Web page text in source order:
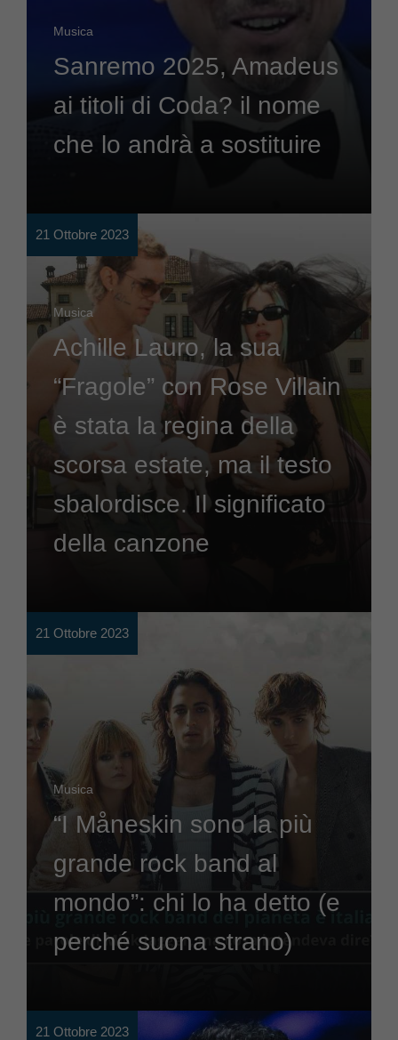
Musica
Sanremo 2025, Amadeus
ai titoli di Coda? il nome
che lo andrà a sostituire
21 Ottobre 2023
Musica
Achille Lauro, la sua
“Fragole” con Rose Villain
è stata la regina della
scorsa estate, ma il testo
sbalordisce. Il significato
della canzone
21 Ottobre 2023
Musica
“I Måneskin sono la più
grande rock band al
mondo”: chi lo ha detto (e
perché suona strano)
21 Ottobre 2023